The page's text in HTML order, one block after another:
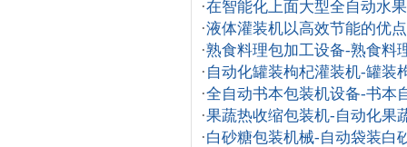
·在智能化上面大型全自动水
·液体灌装机以高效节能的优
·熟食料理包加工设备-熟食料
· 自动化罐装枸杞灌装机-罐装
·全自动书本包装机设备-书本
·果蔬热收缩包装机-自动化果
·白砂糖包装机械-自动袋装白